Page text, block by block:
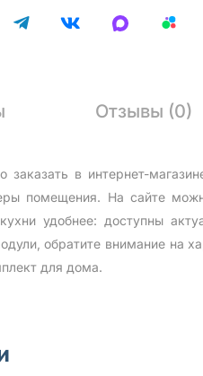
Отзывы (0)
в интернет-
помещения. На сайте
удобнее: доступны
обратите внимание на
для дома.